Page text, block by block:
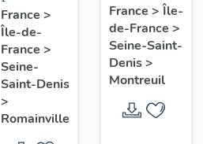
de
l'inventaire
de la
commune
de
Romainville
France >
Île-de-
France >
Seine-
Saint-Denis
>
Romainville
-
Patrimoine
industriel
-
générale
France > Île-
de-France >
Seine-Saint-
Denis>
Montreuil